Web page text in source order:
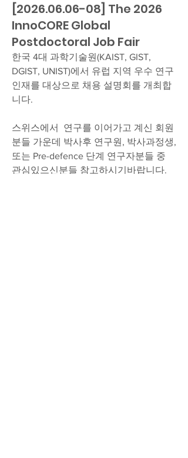
[2026.06.06-08] The 2026
InnoCORE Global
Postdoctoral Job Fair
한국 4대 과학기술원(KAIST, GIST,
DGIST, UNIST)에서 유럽 지역 우수 연구
인재를 대상으로 채용 설명회를 개최합
니다.
스위스에서  연구를 이어가고 계신 회원
분들 가운데 박사후 연구원, 박사과정생,
또는 Pre-defence 단계 연구자분들 중
관심있으신분들 참고하시기바랍니다.